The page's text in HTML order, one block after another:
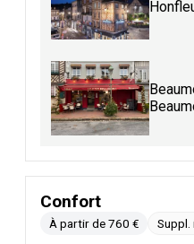
Confort
À partir de 760 € Suppl.